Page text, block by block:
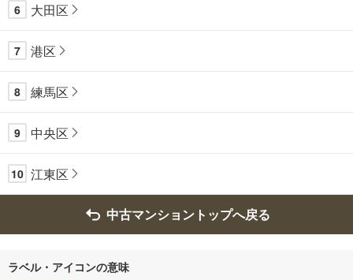
6 大田区
7 港区
8 練馬区
9 中央区
10 江東区
中古マンショントップへ戻る
ラベル・アイコンの意味